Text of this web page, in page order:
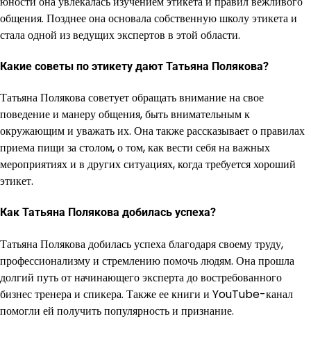
общения. Позднее она основала собственную школу этикета и
стала одной из ведущих экспертов в этой области.
Какие советы по этикету дают Татьяна Полякова?
Татьяна Полякова советует обращать внимание на свое
поведение и манеру общения, быть внимательным к
окружающим и уважать их. Она также рассказывает о правилах
приема пищи за столом, о том, как вести себя на важных
мероприятиях и в других ситуациях, когда требуется хороший
этикет.
Как Татьяна Полякова добилась успеха?
Татьяна Полякова добилась успеха благодаря своему труду,
профессионализму и стремлению помочь людям. Она прошла
долгий путь от начинающего эксперта до востребованного
бизнес тренера и спикера. Также ее книги и YouTube-канал
помогли ей получить популярность и признание.